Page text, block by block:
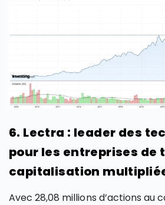
6. Lectra : leader des
pour les entreprises de
capitalisation multipliée
Avec 28,08 millions d’actions au